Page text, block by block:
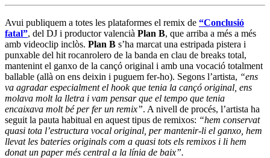
Avui publiquem a totes les plataformes el remix de “Conclusió
fatal”, del DJ i productor valencià Plan B, que arriba a més a més
amb videoclip inclòs. Plan B s’ha marcat una estripada pistera i
punxable del hit rocanrolero de la banda en clau de breaks total,
mantenint el ganxo de la cançó original i amb una vocació totalment
ballable (allà on ens deixin i puguem fer-ho). Segons l’artista, “ens
va agradar especialment el hook que tenia la cançó original, ens
molava molt la lletra i vam pensar que el tempo que tenia
encaixava molt bé per fer un remix”. A nivell de procés, l’artista ha
seguit la pauta habitual en aquest tipus de remixos: “hem conservat
quasi tota l’estructura vocal original, per mantenir-li el ganxo, hem
llevat les bateries originals com a quasi tots els remixos i li hem
donat un paper més central a la línia de baix”.